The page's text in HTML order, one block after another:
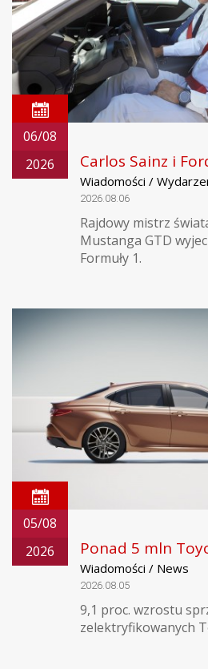
06/08
2026
Carlos Sainz i
Wiadomości /
2026.08.06
Rajdowy mistrz
Mustanga GTD
Formuły 1.
05/08
2026
Ponad 5 mln
Wiadomości / News
2026.08.05
9,1 proc. wzrostu
zelektryfikowanych